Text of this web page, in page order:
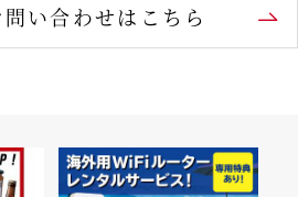
い合わせはこちら